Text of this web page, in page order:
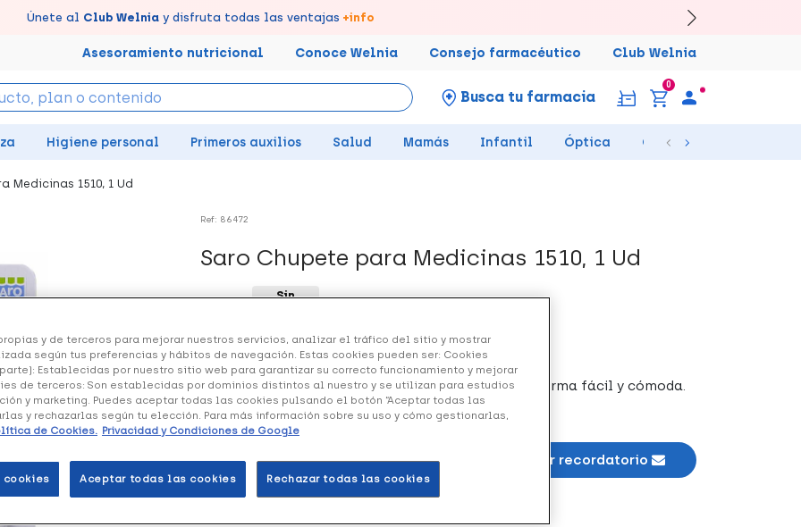
Disfruta de la entregarápida y gratuitaen farmacia
Únete al Club Welniay disfruta todas las ventajas +info
Llévate un7% de descuentocreando tu cuentaaquí
tus puntos en tu Farmacia de Confianza, acumúlalos online.
Asesoramiento nutricional Conoce Welnia Consejo farmacéutico Club Welnia
Busca tu farmacia
0
Higiene personal Primeros auxilios Salud Mamás Infantil Óptica Ortopedia
Medicinas 1510, 1 Ud
Ref: 86472
Saro Chupete para Medicinas 1510, 1 Ud
9.93 €
Sin
+ 20 puntosHealthies
Chupete para administrar la medicina al bebé de forma fácil y cómoda.
Te avisamos cuando este disponible *
Añadir recordatorio
y de terceros para mejorar nuestros servicios, analizar el tráfico del sitio y mostrar
según tus preferencias y hábitos de navegación. Estas cookies pueden ser: Cookies
Establecidas por nuestro sitio web para garantizar su correcto funcionamiento y mejorar
de terceros: Son establecidas por dominios distintos al nuestro y se utilizan para estudios
y marketing. Puedes aceptar todas las cookies pulsando el botón “Aceptar todas las
y rechazarlas según tu elección. Para más información sobre su uso y cómo gestionarlas,
de Cookies. Privacidad y Condiciones de Google
cookies Rechazar todas las cookies
Aceptar todas las cookies